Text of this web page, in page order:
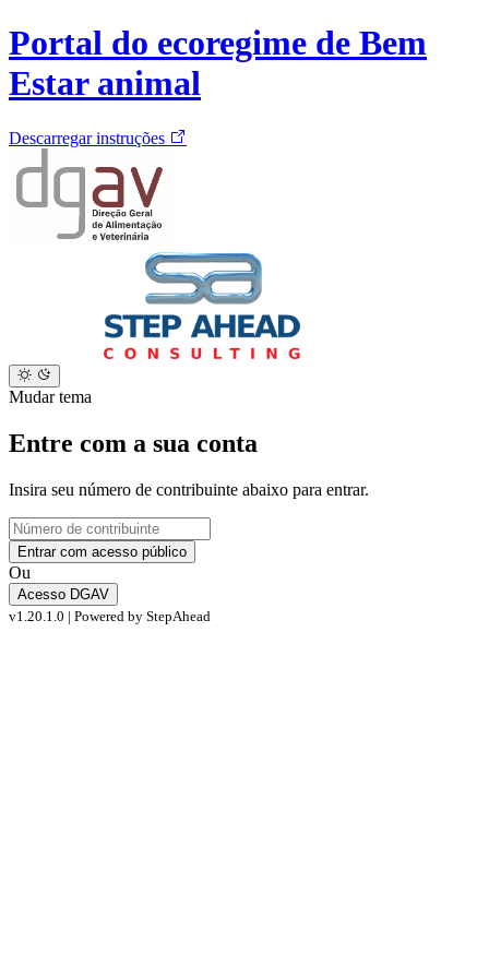
Portal do ecoregime de Bem
Estar animal
Descarregar instruções
Mudar tema
Entre com a sua conta
Insira seu número de contribuinte abaixo para entrar.
Entrar com acesso público
Ou
Acesso DGAV
v1.20.1.0 | Powered by StepAhead